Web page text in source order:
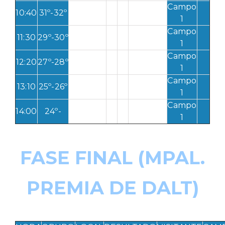
10:40 31º-32º
Campo
1
11:30 29º-30º
Campo
1
12:2027º-28º
Campo
1
13:10 25º-26º
Campo
1
14:00
24º-
Campo
1
FASE FINAL (MPAL.
PREMIA DE DALT)